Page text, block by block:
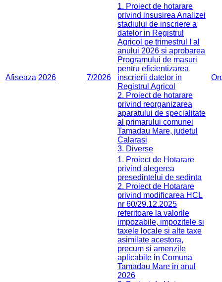
Afiseaza 2026 7/2026
1. Proiect de hotarare
privind insusirea Analizei
stadiului de inscriere a
datelor in Registrul
Agricol pe trimestrul I al
anului 2026 si aprobarea
Programului de masuri
pentru eficientizarea
inscrierii datelor in
Registrul Agricol
2. Proiect de hotarare
privind reorganizarea
aparatului de specialitate
al primarului comunei
Tamadau Mare, judetul
Calarasi
3. Diverse
1. Proiect de Hotarare
privind alegerea
presedintelui de sedinta
2. Proiect de Hotarare
privind modificarea HCL
nr 60/29.12.2025
referitoare la valorile
impozabile, impozitele si
taxele locale si alte taxe
asimilate acestora,
precum si amenzile
aplicabile in Comuna
Tamadau Mare in anul
2026